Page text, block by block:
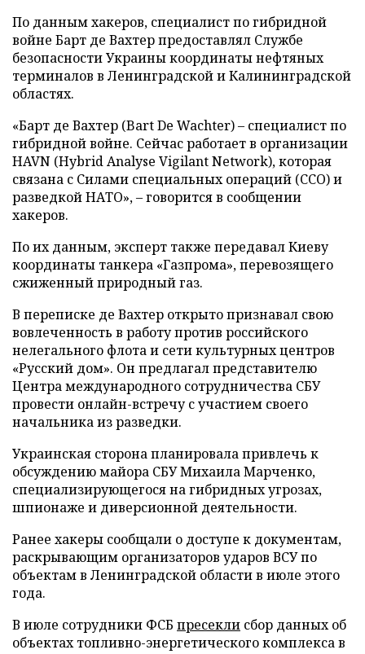
По данным хакеров, специалист по гибридной
войне Барт де Вахтер предоставлял Службе
безопасности Украины координаты нефтяных
терминалов в Ленинградской и Калининградской
областях.
«Барт де Вахтер (Bart De Wachter) – специалист по
гибридной войне. Сейчас работает в организации
HAVN (Hybrid Analyse Vigilant Network), которая
связана с Силами специальных операций (ССО) и
разведкой НАТО», – говорится в сообщении
хакеров.
По их данным, эксперт также передавал Киеву
координаты танкера «Газпрома», перевозящего
сжиженный природный газ.
В переписке де Вахтер открыто признавал свою
вовлеченность в работу против российского
нелегального флота и сети культурных центров
«Русский дом». Он предлагал представителю
Центра международного сотрудничества СБУ
провести онлайн-встречу с участием своего
начальника из разведки.
Украинская сторона планировала привлечь к
обсуждению майора СБУ Михаила Марченко,
специализирующегося на гибридных угрозах,
шпионаже и диверсионной деятельности.
Ранее хакеры сообщали о доступе к документам,
раскрывающим организаторов ударов ВСУ по
объектам в Ленинградской области в июле этого
года.
В июле сотрудники ФСБ пресекли сбор данных об
объектах топливно-энергетического комплекса в